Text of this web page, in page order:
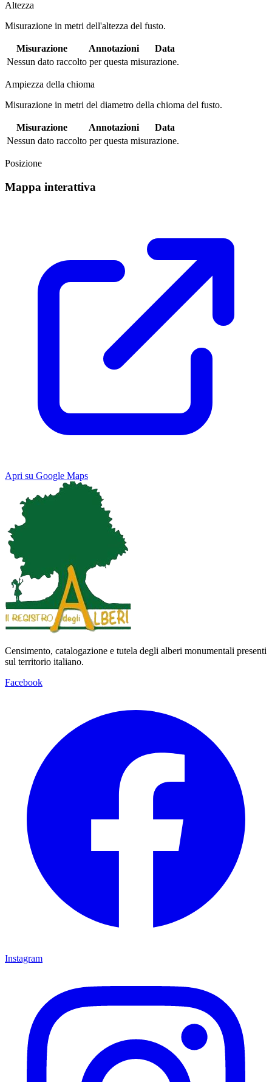
Altezza
Misurazione in metri dell'altezza del fusto.
Misurazione Annotazioni
Data
Nessun dato raccolto per questa misurazione.
Ampiezza della chioma
Misurazione in metri del diametro della chioma del fusto.
Misurazione Annotazioni
Data
Nessun dato raccolto per questa misurazione.
Posizione
Mappa interattiva
Apri su Google Maps
Map Satellite
Keyboard shortcuts
Censimento, catalogazione e tutela degli alberi monumentali presenti
sul territorio italiano.
Facebook
Instagram